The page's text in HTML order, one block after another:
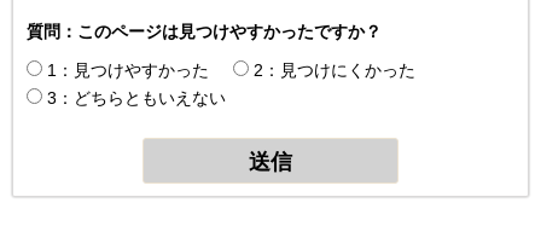
質問：このページは見つけやすかったですか？
1：見つけやすかった
2：見つけにくかった
3：どちらともいえない